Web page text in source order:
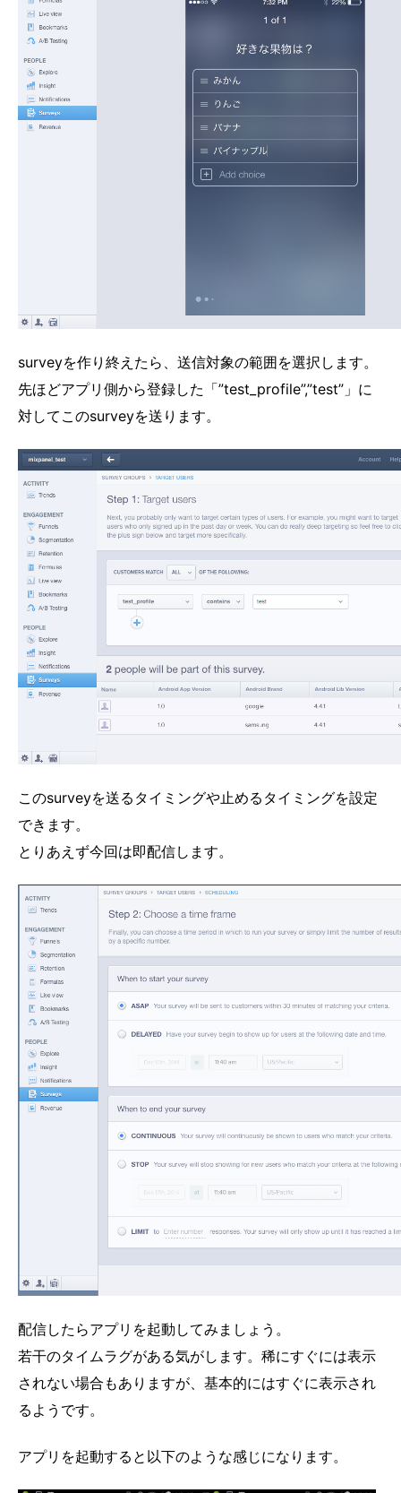
surveyを作り終えたら、送信対象の範囲を選択します。
先ほどアプリ側から登録した「”test_profile”,”test”」に
対してこのsurveyを送ります。
このsurveyを送るタイミングや止めるタイミングを設定
できます。
とりあえず今回は即配信します。
配信したらアプリを起動してみましょう。
若干のタイムラグがある気がします。稀にすぐには表示
されない場合もありますが、基本的にはすぐに表示され
るようです。
アプリを起動すると以下のような感じになります。